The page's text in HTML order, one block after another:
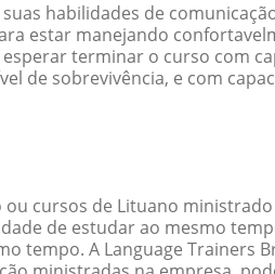
habilidades de
estar manejando
terminar o curso com
de sobrevivência, e com
cursos de Lituano
de estudar ao mesmo
tempo. A Language Trainers